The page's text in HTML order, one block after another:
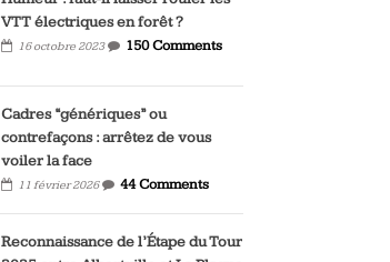
VTT électriques en forêt ?
16 octobre 2023 150 Comments
Cadres “génériques” ou
contrefaçons : arrêtez de vous
voiler la face
11 février 2026 44 Comments
Reconnaissance de l’Étape du Tour